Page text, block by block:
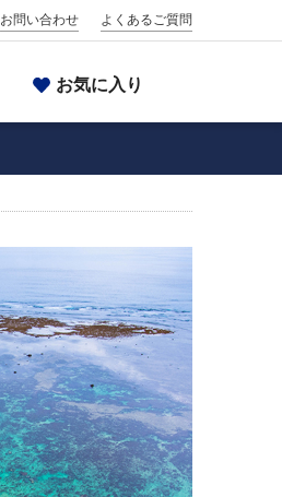
お問い合わせ よくあるご質問
お気に入り